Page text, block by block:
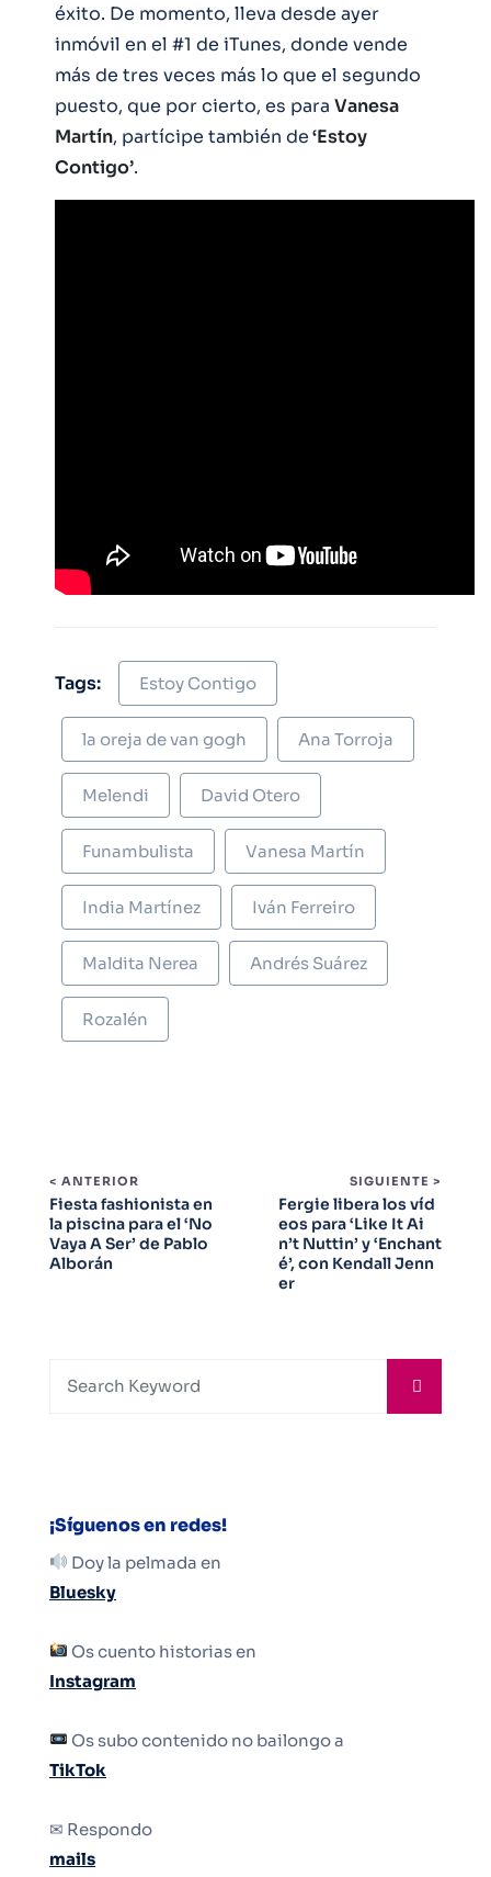
éxito. De momento, lleva desde ayer
inmóvil en el #1 de iTunes, donde vende
más de tres veces más lo que el segundo
puesto, que por cierto, es para Vanesa
Martín, partícipe también de‘Estoy
Contigo’.
Tags: Estoy Contigo
la oreja de van gogh Ana Torroja
Melendi David Otero
Funambulista Vanesa Martín
India Martínez Iván Ferreiro
Maldita Nerea Andrés Suárez
Rozalén
< ANTERIOR
Fiesta fashionista en
la piscina para el ‘No
Vaya A Ser’ de Pablo
Alborán
SIGUIENTE >
Fergie libera los víd
eos para ‘Like It Ai
n’t Nuttin’ y ‘Enchant
é’, con Kendall Jenn
er
¡Síguenos en redes!
Doy la pelmada en
Bluesky
Os cuento historias en
Instagram
Os subo contenido no bailongo a
TikTok
✉ Respondo
mails